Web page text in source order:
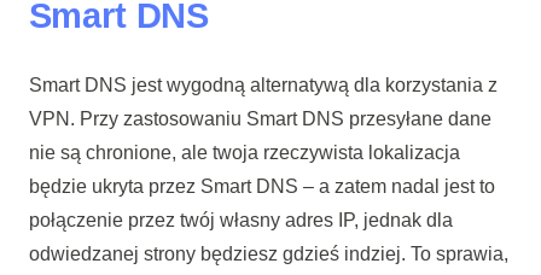
Smart DNS
Smart DNS jest wygodną alternatywą dla korzystania z
VPN. Przy zastosowaniu Smart DNS przesyłane dane
nie są chronione, ale twoja rzeczywista lokalizacja
będzie ukryta przez Smart DNS – a zatem nadal jest to
połączenie przez twój własny adres IP, jednak dla
odwiedzanej strony będziesz gdzieś indziej. To sprawia,